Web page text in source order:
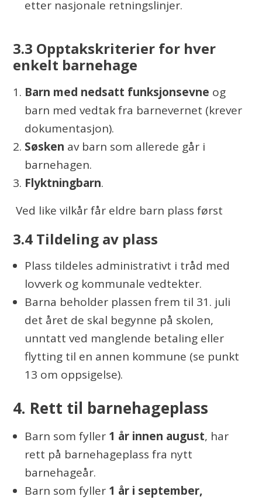
etter nasjonale retningslinjer.
3.3 Opptakskriterier for hver
enkelt barnehage
Barn med nedsatt funksjonsevne og
barn med vedtak fra barnevernet (krever
dokumentasjon).
Søsken av barn som allerede går i
barnehagen.
Flyktningbarn.
Ved like vilkår får eldre barn plass først
3.4 Tildeling av plass
Plass tildeles administrativt i tråd med
lovverk og kommunale vedtekter.
Barna beholder plassen frem til 31. juli
det året de skal begynne på skolen,
unntatt ved manglende betaling eller
flytting til en annen kommune (se punkt
13 om oppsigelse).
4. Rett til barnehageplass
Barn som fyller 1 år innen august, har
rett på barnehageplass fra nytt
barnehageår.
Barn som fyller 1 år i september,